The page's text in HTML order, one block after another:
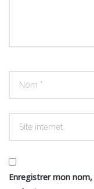
Enregistrer mon